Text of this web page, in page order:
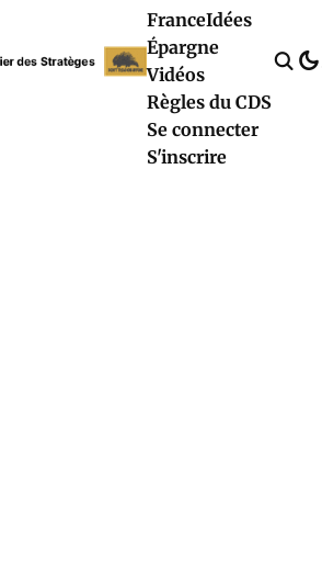
FranceIdées
Épargne
Vidéos
Règles du CDS
Se connecter
S'inscrire